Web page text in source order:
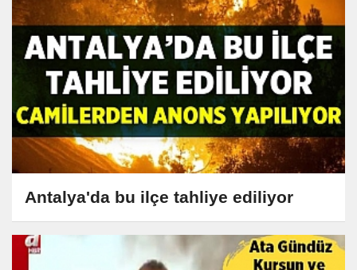
Antalya'da bu ilçe tahliye ediliyor